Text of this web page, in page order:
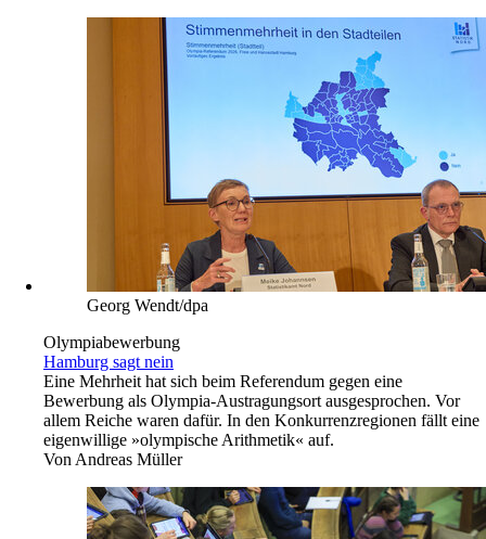
Georg Wendt/dpa
Olympiabewerbung
Hamburg sagt nein
Eine Mehrheit hat sich beim Referendum gegen eine
Bewerbung als Olympia-Austragungsort ausgesprochen. Vor
allem Reiche waren dafür. In den Konkurrenzregionen fällt eine
eigenwillige »olympische Arithmetik« auf.
Von Andreas Müller